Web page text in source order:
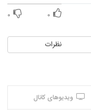
۰ ۰
نظرات
ویدیوهای کانال